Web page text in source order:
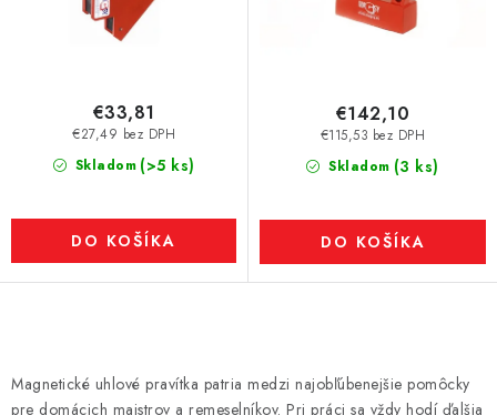
Skladom (>5 ks)
€27,49 bez DPH
€33,81
DO KOŠÍKA
Skladom (3 ks)
€115,53 bez DPH
€142,10
DO KOŠÍKA
v
l
Magnetické uhlové pravítka patria medzi najobľúbenejšie pomôcky
pre domácich majstrov a remeselníkov. Pri práci sa vždy hodí ďalšia